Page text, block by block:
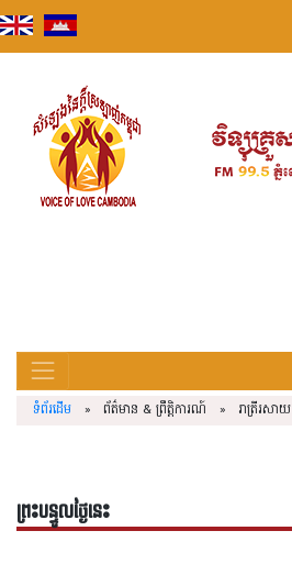
Skip
to
content
ទំព័រដើម » ព័ត៌មាន & ព្រឹត្តិការណ៍ » រាត្រីរសាយ
ព្រះបន្ទូលថ្ងៃនេះ